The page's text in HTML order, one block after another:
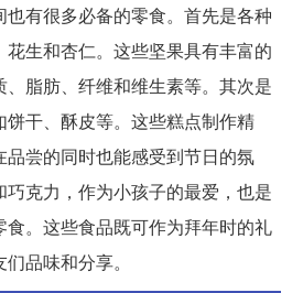
有很多必备的零食。首先是各种
生和杏仁。这些坚果具有丰富的
脂肪、纤维和维生素等。其次是
干、酥皮等。这些糕点制作精
尝的同时也能感受到节日的氛
克力，作为小孩子的最爱，也是
。这些食品既可作为拜年时的礼
品味和分享。